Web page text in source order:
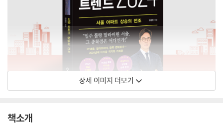
상세 이미지 더보기
책소개